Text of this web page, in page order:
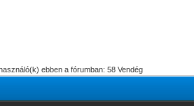
ebben a fórumban: 58 Vendég